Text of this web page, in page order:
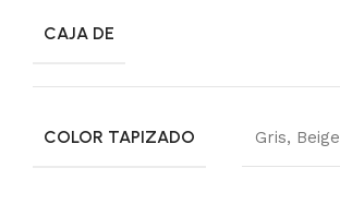
CAJA DE
COLOR TAPIZADO Gris, Beige